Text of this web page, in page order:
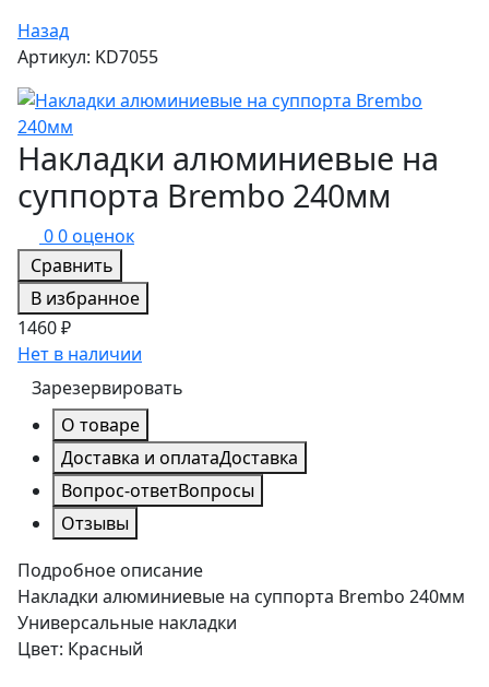
Назад
Артикул: KD7055
Накладки алюминиевые на
суппорта Brembo 240мм
00 оценок
Сравнить
В избранное
1460 ₽
Нет в наличии
Зарезервировать
О товаре
Доставка и оплатаДоставка
Вопрос-ответВопросы
Отзывы
Подробное описание
Накладки алюминиевые на суппорта Brembo 240мм
Универсальные накладки
Цвет: Красный